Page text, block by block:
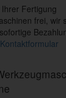
Fertigung
frei, wir
Kontaktformular